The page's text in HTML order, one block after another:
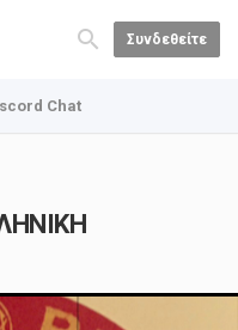
Συνδεθείτε
Chat